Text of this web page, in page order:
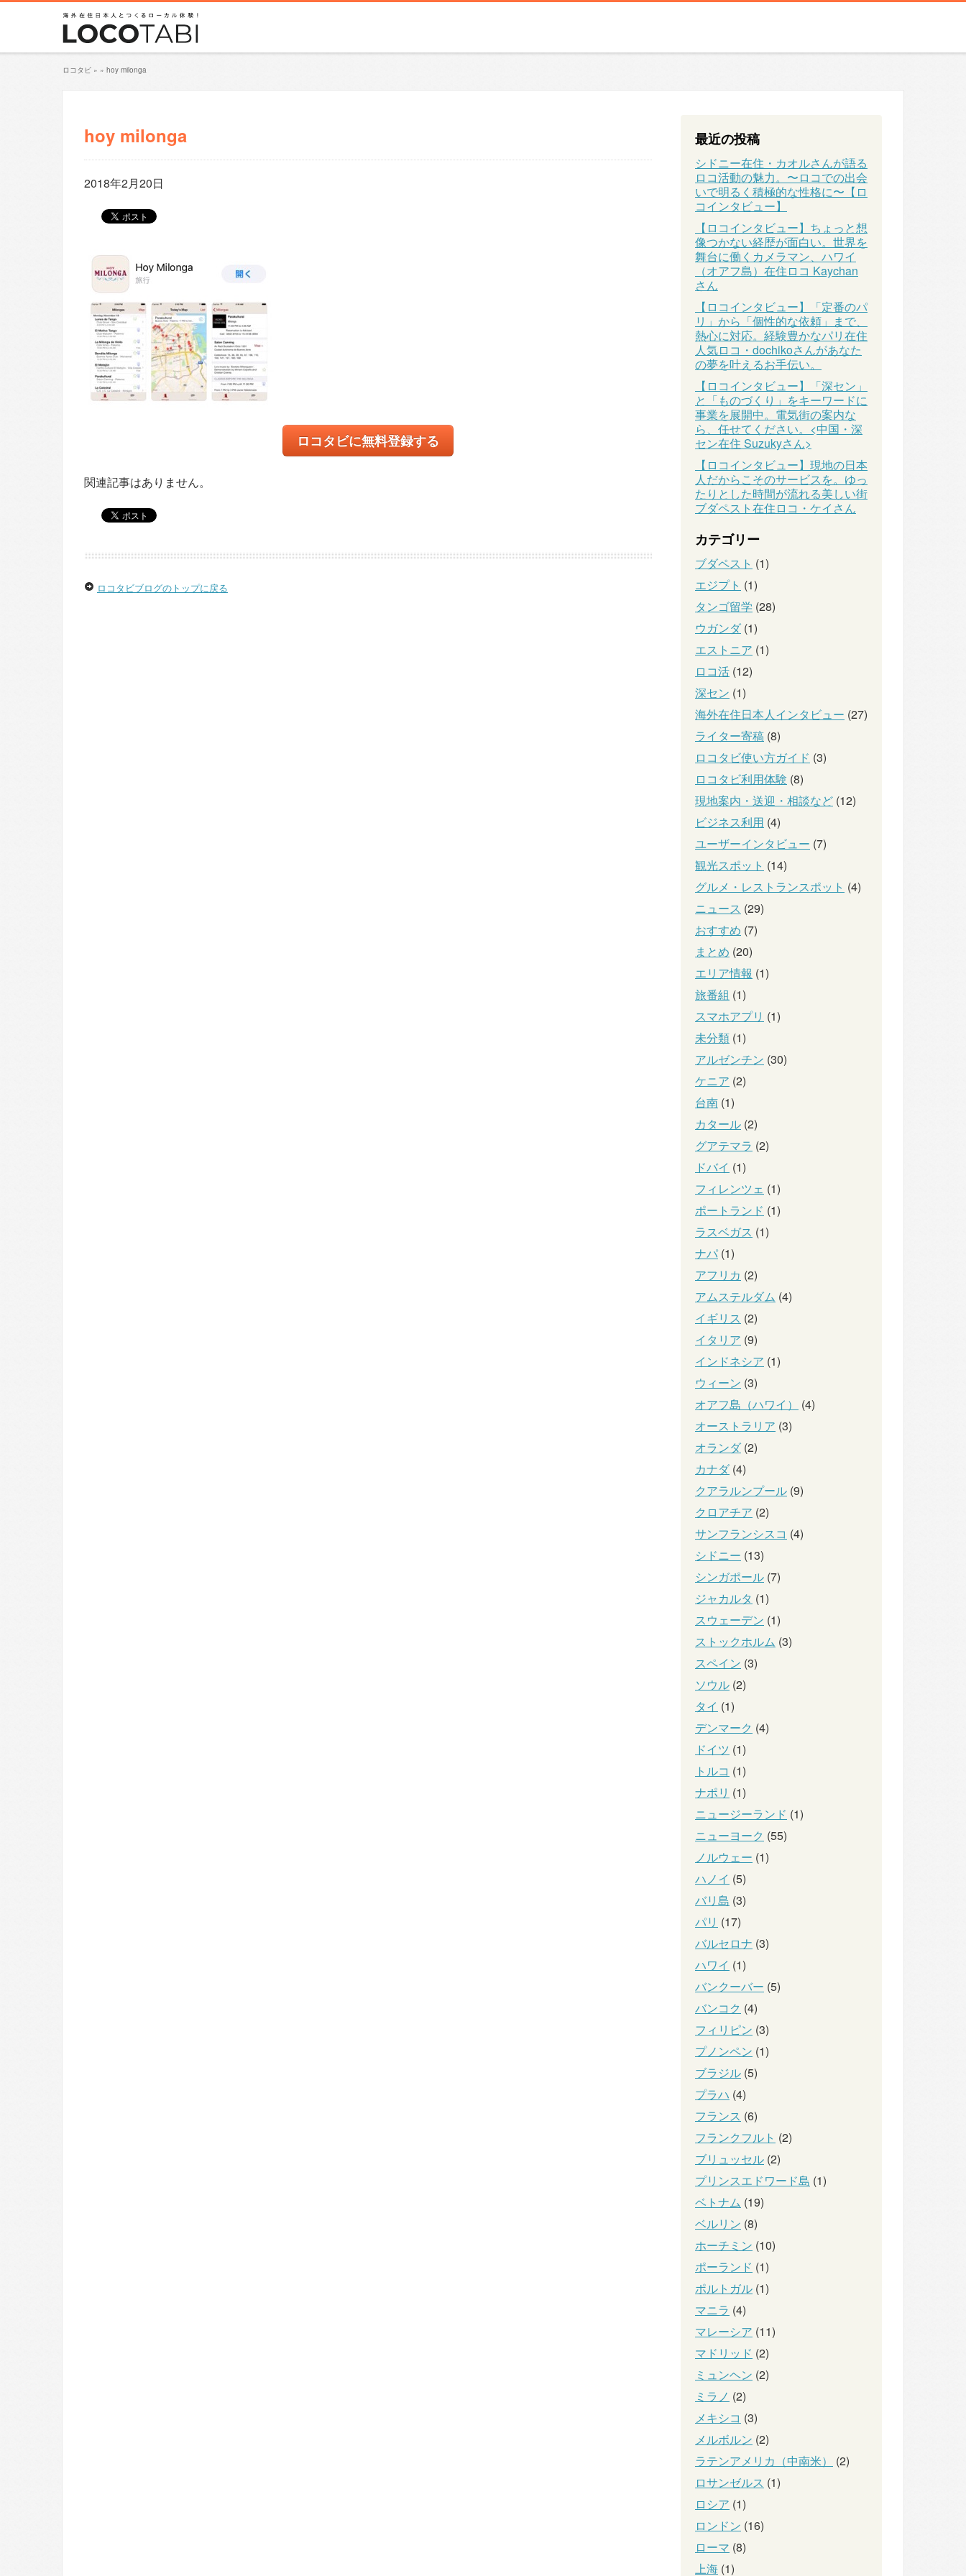
ロコタビ » » hoy milonga
hoy milonga
2018年2月20日
ロコタビに無料登録する
関連記事はありません。
ロコタビブログのトップに戻る
最近の投稿
シドニー在住・カオルさんが語る
ロコ活動の魅力。〜ロコでの出会
いで明るく積極的な性格に〜【ロ
コインタビュー】
【ロコインタビュー】ちょっと想
像つかない経歴が面白い。世界を
舞台に働くカメラマン、ハワイ
（オアフ島）在住ロコ Kaychan
さん
【ロコインタビュー】「定番のパ
リ」から「個性的な依頼」まで、
熱心に対応。経験豊かなパリ在住
人気ロコ・dochikoさんがあなた
の夢を叶えるお手伝い。
【ロコインタビュー】「深セン」
と「ものづくり」をキーワードに
事業を展開中。電気街の案内な
ら、任せてください。<中国・深
セン在住 Suzukyさん>
【ロコインタビュー】現地の日本
人だからこそのサービスを。ゆっ
たりとした時間が流れる美しい街
ブダペスト在住ロコ・ケイさん
カテゴリー
ブダペスト (1)
エジプト (1)
タンゴ留学 (28)
ウガンダ(1)
エストニア (1)
ロコ活 (12)
深セン (1)
海外在住日本人インタビュー (27)
ライター寄稿 (8)
ロコタビ使い方ガイド (3)
ロコタビ利用体験 (8)
現地案内・送迎・相談など (12)
ビジネス利用 (4)
ユーザーインタビュー (7)
観光スポット (14)
グルメ・レストランスポット (4)
ニュース (29)
おすすめ (7)
まとめ (20)
エリア情報 (1)
旅番組 (1)
スマホアプリ (1)
未分類 (1)
アルゼンチン (30)
ケニア (2)
台南 (1)
カタール (2)
グアテマラ (2)
ドバイ (1)
フィレンツェ (1)
ポートランド (1)
ラスベガス (1)
ナパ (1)
アフリカ (2)
アムステルダム (4)
イギリス (2)
イタリア (9)
インドネシア (1)
ウィーン (3)
オアフ島（ハワイ）
(4)
オーストラリア (3)
オランダ(2)
カナダ(4)
クアラルンプール (9)
クロアチア (2)
サンフランシスコ (4)
シドニー (13)
シンガポール (7)
ジャカルタ (1)
スウェーデン (1)
ストックホルム (3)
スペイン (3)
ソウル (2)
タイ (1)
デンマーク (4)
ドイツ (1)
トルコ (1)
ナポリ (1)
ニュージーランド (1)
ニューヨーク (55)
ノルウェー (1)
ハノイ (5)
バリ島 (3)
パリ (17)
バルセロナ (3)
ハワイ (1)
バンクーバー (5)
バンコク (4)
フィリピン (3)
プノンペン (1)
ブラジル (5)
プラハ (4)
フランス (6)
フランクフルト (2)
ブリュッセル (2)
プリンスエドワード島 (1)
ベトナム (19)
ベルリン (8)
ホーチミン (10)
ポーランド (1)
ポルトガル (1)
マニラ (4)
マレーシア (11)
マドリッド (2)
ミュンヘン (2)
ミラノ (2)
メキシコ (3)
メルボルン (2)
ラテンアメリカ（中南米）
(2)
ロサンゼルス (1)
ロシア (1)
ロンドン (16)
ローマ (8)
上海 (1)